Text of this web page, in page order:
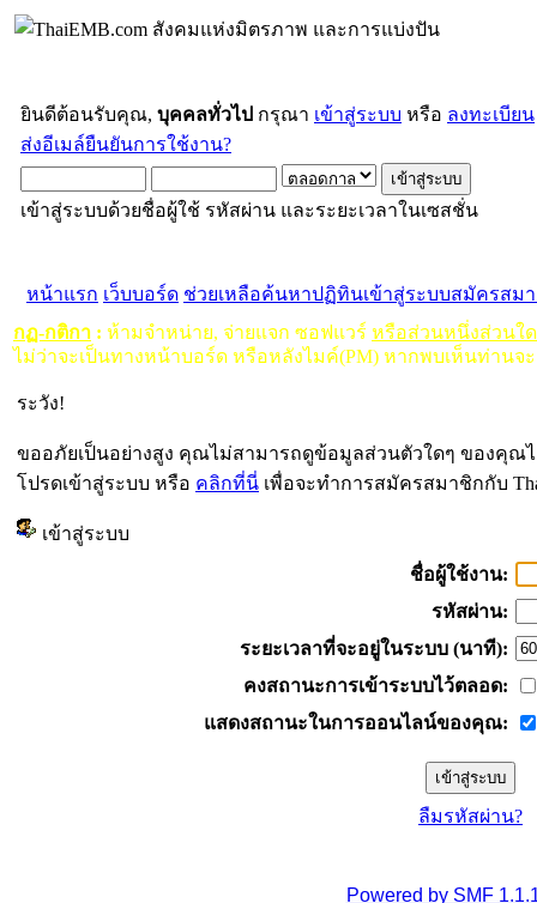
ยินดีต้อนรับคุณ, บุคคลทั่วไป กรุณา เข้าสู่ระบบ หรือ ลงทะเบียน
ส่งอีเมล์ยืนยันการใช้งาน?
เข้าสู่ระบบด้วยชื่อผู้ใช้ รหัสผ่าน และระยะเวลาในเซสชั่น
หน้าแรก เว็บบอร์ด ช่วยเหลือค้นหาปฏิทินเข้าสู่ระบบสมัครสม
กฏ-กติกา : ห้ามจำหน่าย, จ่ายแจก ซอฟแวร์ หรือส่วนหนึ่งส่วนใ
ไม่ว่าจะเป็นทางหน้าบอร์ด หรือหลังไมค์(PM) หากพบเห็นท่านจ
ระวัง!
ขออภัยเป็นอย่างสูง คุณไม่สามารถดูข้อมูลส่วนตัวใดๆ ของคุณ
โปรดเข้าสู่ระบบ หรือ คลิกที่นี่ เพื่อจะทำการสมัครสมาชิกกับ
เข้าสู่ระบบ
ชื่อผู้ใช้งาน:
รหัสผ่าน:
ระยะเวลาที่จะอยู่ในระบบ (นาที):
คงสถานะการเข้าระบบไว้ตลอด:
แสดงสถานะในการออนไลน์ของคุณ:
ลืมรหัสผ่าน?
Powered by SMF